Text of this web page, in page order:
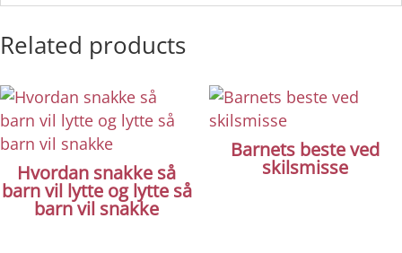
Related products
Hvordan snakke så
barn vil lytte og lytte så
barn vil snakke
Barnets beste ved
skilsmisse